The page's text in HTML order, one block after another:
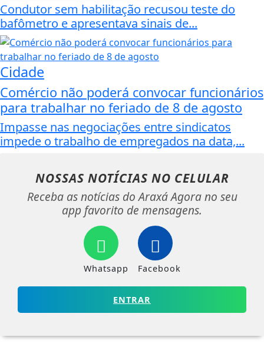
Condutor sem habilitação recusou teste do
bafômetro e apresentava sinais de...
Cidade
Comércio não poderá convocar funcionários
para trabalhar no feriado de 8 de agosto
Impasse nas negociações entre sindicatos
impede o trabalho de empregados na data,...
NOSSAS NOTÍCIAS NO CELULAR
Receba as notícias do Araxá Agora no seu
app favorito de mensagens.
Whatsapp Facebook
ENTRAR